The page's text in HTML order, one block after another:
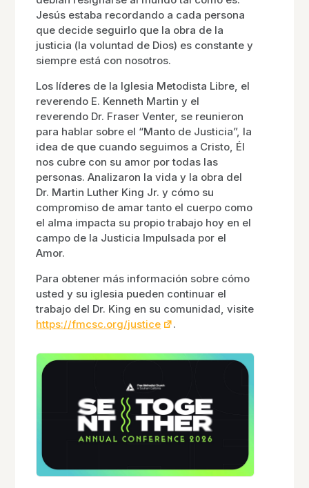
Jesús estaba recordando a cada persona
que decide seguirlo que la obra de la
justicia (la voluntad de Dios) es constante y
siempre está con nosotros.
Los líderes de la Iglesia Metodista Libre, el
reverendo E. Kenneth Martin y el
reverendo Dr. Fraser Venter, se reunieron
para hablar sobre el “Manto de Justicia”, la
idea de que cuando seguimos a Cristo, Él
nos cubre con su amor por todas las
personas. Analizaron la vida y la obra del
Dr. Martin Luther King Jr. y cómo su
compromiso de amar tanto el cuerpo como
el alma impacta su propio trabajo hoy en el
campo de la Justicia Impulsada por el
Amor.
Para obtener más información sobre cómo
usted y su iglesia pueden continuar el
trabajo del Dr. King en su comunidad, visite
https://fmcsc.org/justice
.